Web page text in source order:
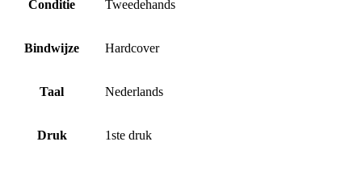
Conditie Tweedehands
Bindwijze Hardcover
Taal Nederlands
Druk 1ste druk